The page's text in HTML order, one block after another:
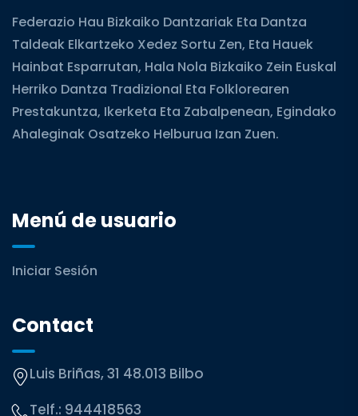
Federazio Hau Bizkaiko Dantzariak Eta Dantza
Taldeak Elkartzeko Xedez Sortu Zen, Eta Hauek
Hainbat Esparrutan, Hala Nola Bizkaiko Zein Euskal
Herriko Dantza Tradizional Eta Folklorearen
Prestakuntza, Ikerketa Eta Zabalpenean, Egindako
Ahaleginak Osatzeko Helburua Izan Zuen.
Menú de usuario
Iniciar Sesión
Contact
Luis Briñas, 31 48.013 Bilbo
Telf.: 944418563